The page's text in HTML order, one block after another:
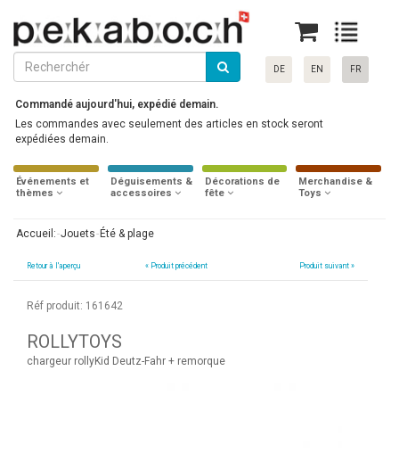
DE EN FR
Commandé aujourd'hui, expédié demain.
Les commandes avec seulement des articles en stock seront
expédiées demain.
Événements et
thèmes
Déguisements &
accessoires
Décorations de
fête
Merchandise &
Toys
Accueil: Jouets Été & plage
Retour à l'aperçu « Produit précédent Produit suivant »
Réf produit: 161642
ROLLYTOYS
chargeur rollyKid Deutz-Fahr + remorque